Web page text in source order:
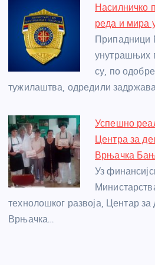
Насилничко
реда и мира
Припадници
унутрашњих
су, по
тужилаштва, одредили
Успешно
Центра за
Врњачка
Уз
технолошког развоја, Центар
Врњачка…